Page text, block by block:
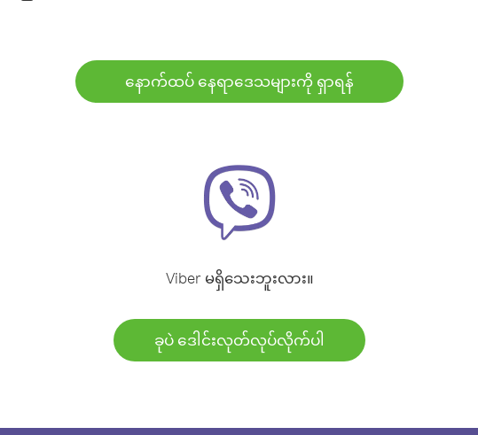
နောက်ထပ် နေရာဒေသများကို ရှာရန်
Viber မရှိသေးဘူးလား။
ခုပဲ ဒေါင်းလုတ်လုပ်လိုက်ပါ